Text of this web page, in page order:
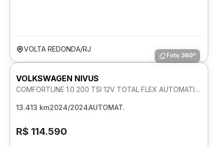
VOLTA REDONDA/RJ
Foto 360º
VOLKSWAGEN NIVUS
COMFORTLINE 1.0 200 TSI 12V TOTAL FLEX AUTOMATICO
13.413 km2024/2024AUTOMAT.
R$ 114.590